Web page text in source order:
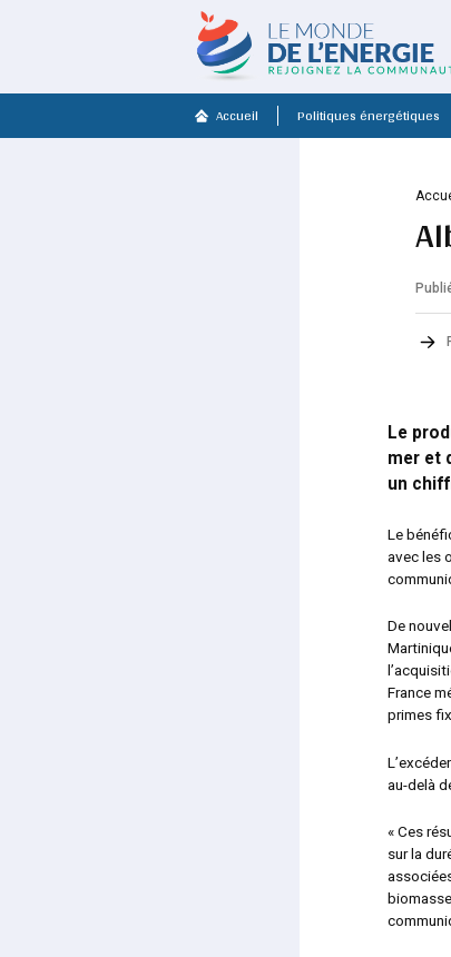
Accueil Politiques énergétiques
Le
mer et
un
Le
avec les
De
France
primes
au-delà
« Ces
sur la